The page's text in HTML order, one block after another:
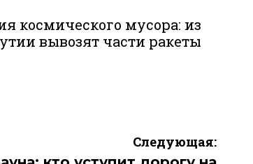
космического мусора: из
вывозят части ракеты
Следующая: